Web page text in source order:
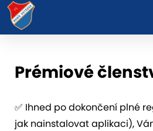
Prémiové
✅ Ihned po dokončení plné
jak nainstalovat aplikaci),